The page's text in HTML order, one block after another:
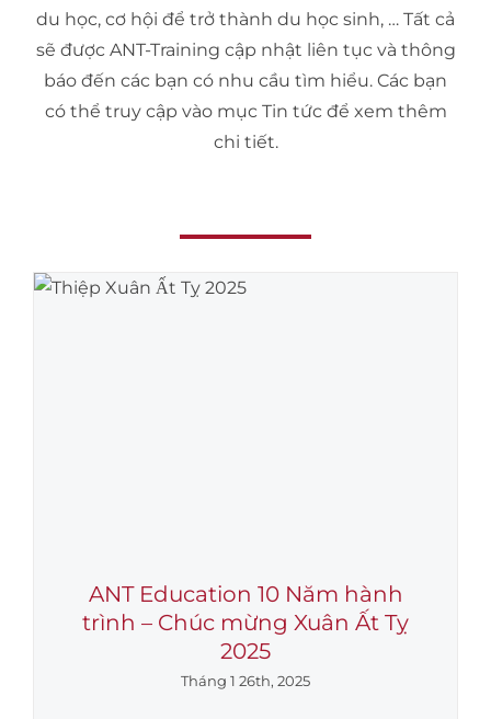
du học, cơ hội để trở thành du học sinh, … Tất cả
sẽ được ANT-Training cập nhật liên tục và thông
báo đến các bạn có nhu cầu tìm hiểu. Các bạn
có thể truy cập vào mục Tin tức để xem thêm
chi tiết.
ANT Education 10 Năm hành
trình – Chúc mừng Xuân Ất Tỵ
2025
Tháng 1 26th, 2025